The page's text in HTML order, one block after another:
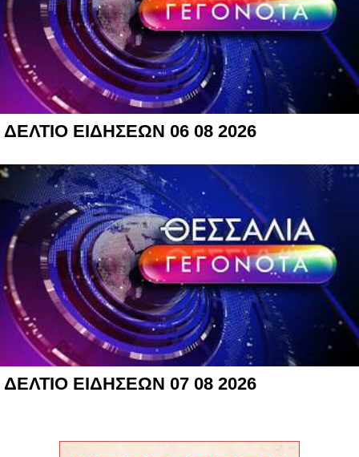
ΔΕΛΤΙΟ ΕΙΔΗΣΕΩΝ 06 08 2026
ΔΕΛΤΙΟ ΕΙΔΗΣΕΩΝ 07 08 2026